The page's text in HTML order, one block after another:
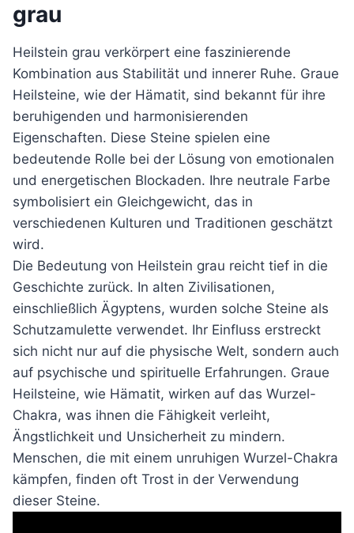
grau
Heilstein grau verkörpert eine faszinierende
Kombination aus Stabilität und innerer Ruhe. Graue
Heilsteine, wie der Hämatit, sind bekannt für ihre
beruhigenden und harmonisierenden
Eigenschaften. Diese Steine spielen eine
bedeutende Rolle bei der Lösung von emotionalen
und energetischen Blockaden. Ihre neutrale Farbe
symbolisiert ein Gleichgewicht, das in
verschiedenen Kulturen und Traditionen geschätzt
wird.
Die Bedeutung von Heilstein grau reicht tief in die
Geschichte zurück. In alten Zivilisationen,
einschließlich Ägyptens, wurden solche Steine als
Schutzamulette verwendet. Ihr Einfluss erstreckt
sich nicht nur auf die physische Welt, sondern auch
auf psychische und spirituelle Erfahrungen. Graue
Heilsteine, wie Hämatit, wirken auf das Wurzel-
Chakra, was ihnen die Fähigkeit verleiht,
Ängstlichkeit und Unsicherheit zu mindern.
Menschen, die mit einem unruhigen Wurzel-Chakra
kämpfen, finden oft Trost in der Verwendung
dieser Steine.